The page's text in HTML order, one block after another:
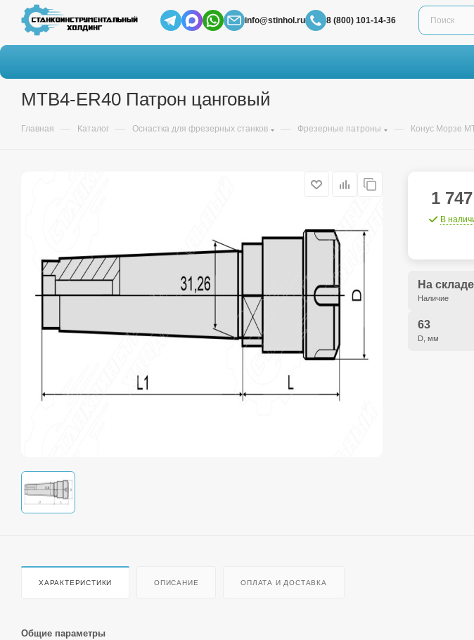
info@stinhol.ru 8 (800) 101-14-36
MTB4-ER40 Патрон цанговый
Главная — Каталог — Оснастка для фрезерных станков — Фрезерные патроны — Конус Морзе
1 747
В
На складе
Наличие
63
D, мм
ХАРАКТЕРИСТИКИ ОПИСАНИЕ ОПЛАТА И ДОСТАВКА
Общие параметры